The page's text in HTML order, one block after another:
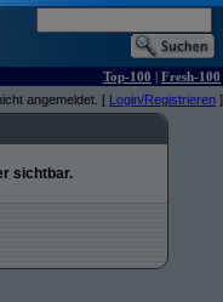
Top-100 | Fresh-100
angemeldet. [ Login/Registrieren ]
sichtbar.